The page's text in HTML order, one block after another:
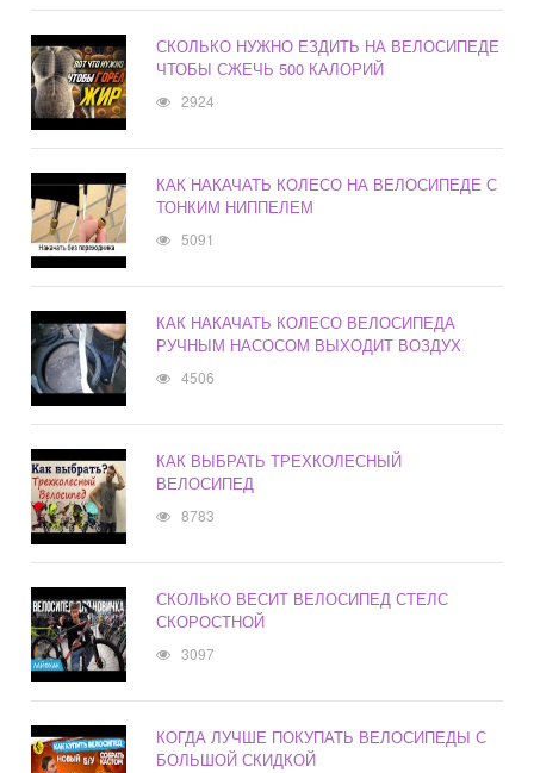
СКОЛЬКО НУЖНО ЕЗДИТЬ НА ВЕЛОСИПЕДЕ
ЧТОБЫ СЖЕЧЬ 500 КАЛОРИЙ
2924
КАК НАКАЧАТЬ КОЛЕСО НА ВЕЛОСИПЕДЕ С
ТОНКИМ НИППЕЛЕМ
5091
КАК НАКАЧАТЬ КОЛЕСО ВЕЛОСИПЕДА
РУЧНЫМ НАСОСОМ ВЫХОДИТ ВОЗДУХ
4506
КАК ВЫБРАТЬ ТРЕХКОЛЕСНЫЙ
ВЕЛОСИПЕД
8783
СКОЛЬКО ВЕСИТ ВЕЛОСИПЕД СТЕЛС
СКОРОСТНОЙ
3097
КОГДА ЛУЧШЕ ПОКУПАТЬ ВЕЛОСИПЕДЫ С
БОЛЬШОЙ СКИДКОЙ